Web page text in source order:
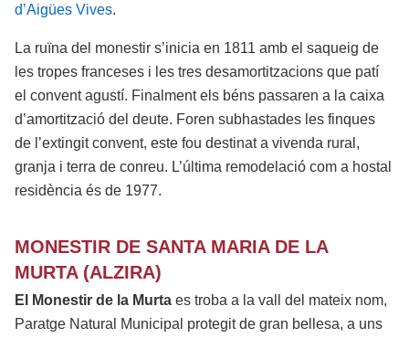
d’Aigües Vives.
La ruïna del monestir s’inicia en 1811 amb el saqueig de
les tropes franceses i les tres desamortitzacions que patí
el convent agustí. Finalment els béns passaren a la caixa
d’amortització del deute. Foren subhastades les finques
de l’extingit convent, este fou destinat a vivenda rural,
granja i terra de conreu. L’última remodelació com a hostal
residència és de 1977.
MONESTIR DE SANTA MARIA DE LA
MURTA (ALZIRA)
El Monestir de la Murta es troba a la vall del mateix nom,
Paratge Natural Municipal protegit de gran bellesa, a uns